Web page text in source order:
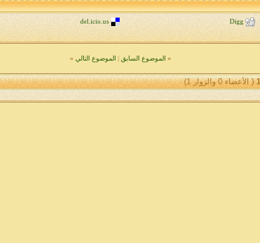
Digg
del.icio.us
« الموضوع السابق | الموضوع التالي »
( الأعضاء 0 والزوار 1)